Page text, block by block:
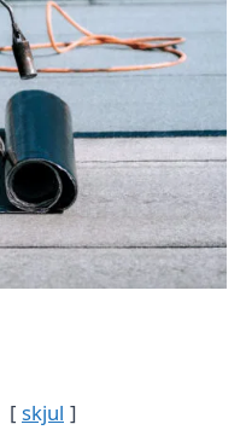
skjul